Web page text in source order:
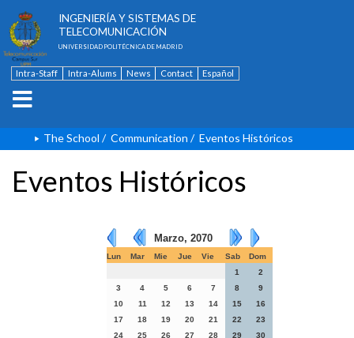
INGENIERÍA Y SISTEMAS DE
TELECOMUNICACIÓN
UNIVERSIDAD POLITÉCNICA DE MADRID
Intra-Staff Intra-Alums News Contact Español
The School / Communication / Eventos Históricos
Eventos Históricos
Marzo, 2070
Lun Mar Mie Jue Vie Sab
Dom
1
2
3
4 5 6 7 8
9
10
11 12 13 14 15
16
17
18 19 20 21 22
23
24
25 26 27 28 29
30